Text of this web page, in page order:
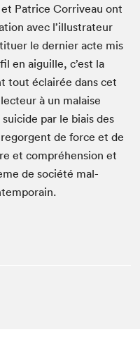
Patrice Cor­riveau ont
avec l’illustrateur
le dernier acte mis
en aigu­ille, c’est la
tout éclairée dans cet
à un malaise
par le biais des
de force et de
et com­préhen­sion et
de société mal­